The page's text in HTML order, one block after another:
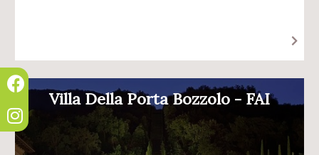
Villa Della Porta Bozzolo - FAI